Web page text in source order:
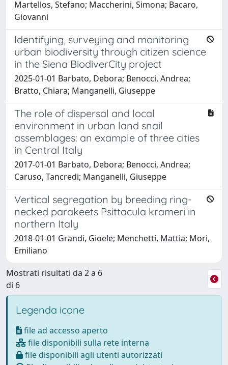
Martellos, Stefano; Maccherini, Simona; Bacaro,
Giovanni
Identifying, surveying and monitoring
urban biodiversity through citizen science
in the Siena BiodiverCity project
2025-01-01 Barbato, Debora; Benocci, Andrea;
Bratto, Chiara; Manganelli, Giuseppe
The role of dispersal and local
environment in urban land snail
assemblages: an example of three cities
in Central Italy
2017-01-01 Barbato, Debora; Benocci, Andrea;
Caruso, Tancredi; Manganelli, Giuseppe
Vertical segregation by breeding ring-
necked parakeets Psittacula krameri in
northern Italy
2018-01-01 Grandi, Gioele; Menchetti, Mattia; Mori,
Emiliano
Mostrati risultati da 2 a 6
di 6
Legenda icone
file ad accesso aperto
file disponibili sulla rete interna
file disponibili agli utenti autorizzati